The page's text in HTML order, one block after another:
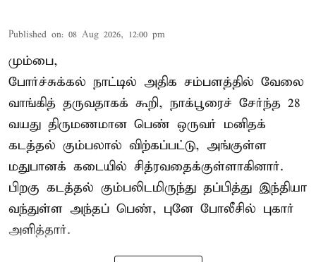
Published on: 08 Aug 2026, 12:00 pm
மும்பை,
போர்ச்சுக்கல் நாட்டில் அதிக சம்பளத்தில் வேலை
வாங்கித் தருவதாகக் கூறி, நாக்பூரைச் சேர்ந்த 28
வயது திருமணமான பெண் ஒருவர் மனிதக்
கடத்தல் கும்பலால் விற்கப்பட்டு, அங்குள்ள
மதுபானக் கடையில் சித்ரவதைக்குள்ளாகினார்.
பிறகு கடத்தல் கும்பலிடமிருந்து தப்பித்து இந்தியா
வந்துள்ள அந்தப் பெண், புனே போலீசில் புகார்
அளித்தார்.